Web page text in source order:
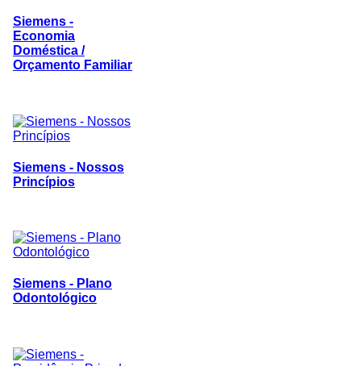
Siemens -
Economia
Doméstica /
Orçamento Familiar
Siemens - Nossos
Princípios
Siemens - Plano
Odontológico